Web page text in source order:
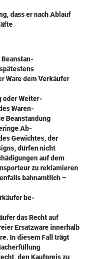
dass er nach Ablauf
Ware dem Verkäufer
oder Weiter-
Waren-
Beanstandung
Ab-
Gewichtes, der
dürfen nicht
auf dem
zu reklamieren
bahnamtlich –
be-
das Recht auf
Ersatzware innerhalb
In diesem Fall trägt
den Kaufpreis zu